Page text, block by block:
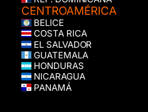
CENTROAMÉRICA
BELICE
COSTA RICA
EL SALVADOR
GUATEMALA
HONDURAS
NICARAGUA
PANAMÁ